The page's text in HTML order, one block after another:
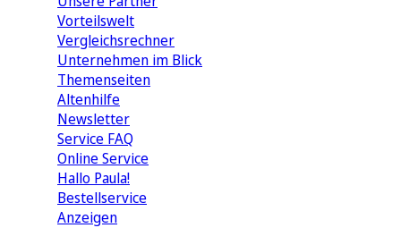
Vorteilswelt
Vergleichsrechner
Unternehmen im Blick
Themenseiten
Altenhilfe
Newsletter
Service FAQ
Online Service
Hallo Paula!
Bestellservice
Anzeigen